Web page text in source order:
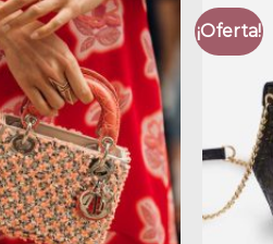
¡Oferta!